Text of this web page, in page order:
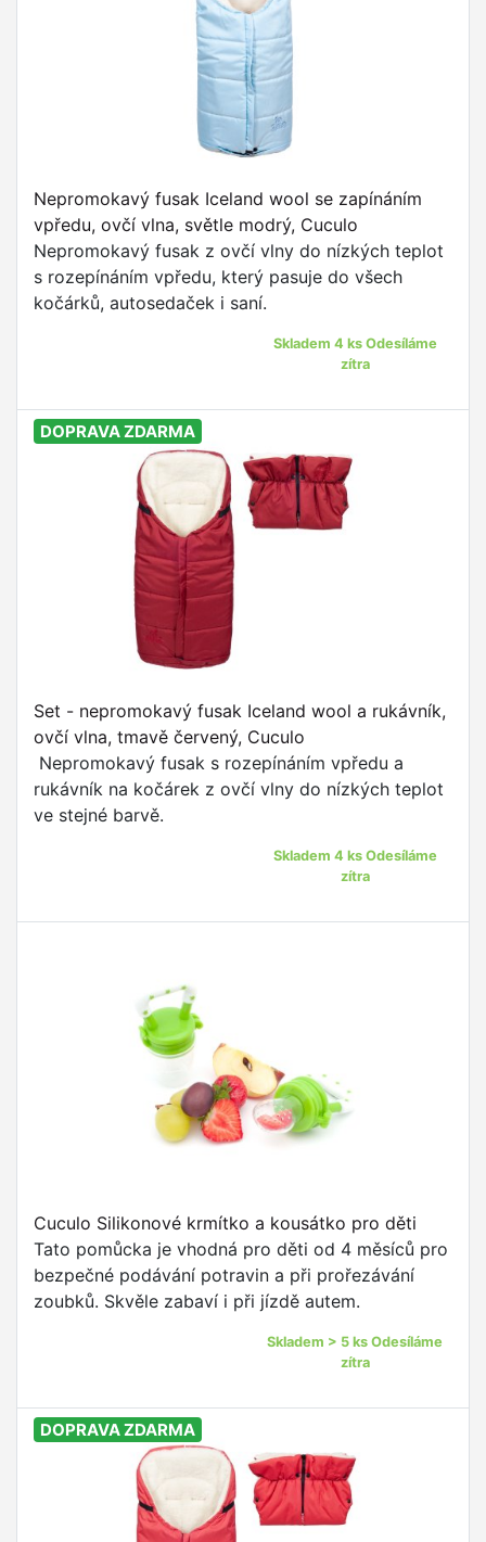
Nepromokavý fusak Iceland wool se zapínáním
vpředu, ovčí vlna, světle modrý, Cuculo
Nepromokavý fusak z ovčí vlny do nízkých teplot
s rozepínáním vpředu, který pasuje do všech
kočárků, autosedaček i saní.
Skladem 4 ks Odesíláme
zítra
DOPRAVA ZDARMA
Set - nepromokavý fusak Iceland wool a rukávník,
ovčí vlna, tmavě červený, Cuculo
Nepromokavý fusak s rozepínáním vpředu a
rukávník na kočárek z ovčí vlny do nízkých teplot
ve stejné barvě.
Skladem 4 ks Odesíláme
zítra
Cuculo Silikonové krmítko a kousátko pro děti
Tato pomůcka je vhodná pro děti od 4 měsíců pro
bezpečné podávání potravin a při prořezávání
zoubků. Skvěle zabaví i při jízdě autem.
Skladem > 5 ks Odesíláme
zítra
DOPRAVA ZDARMA